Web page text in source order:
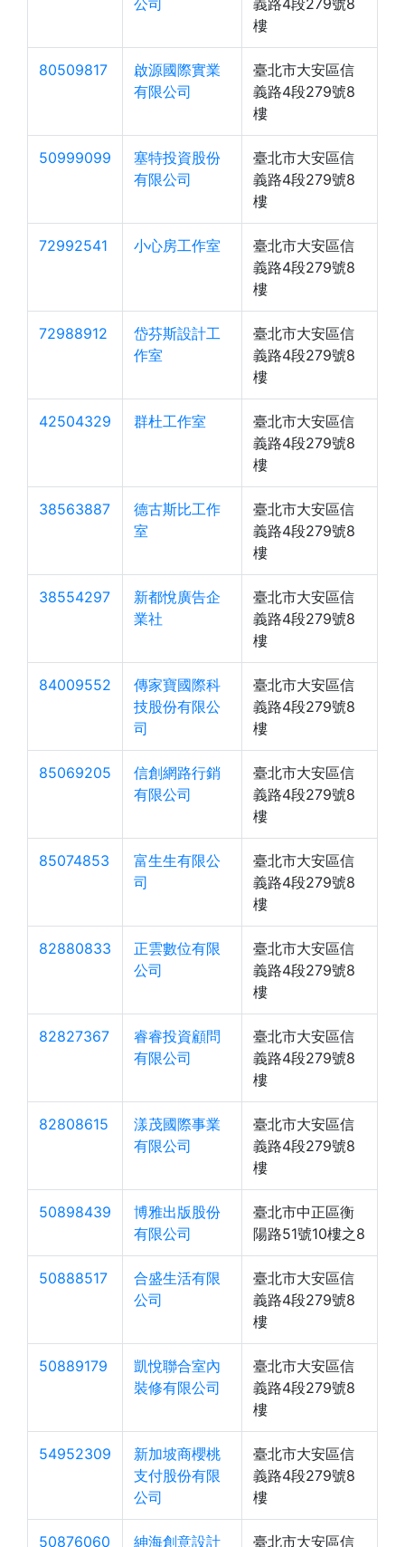
公司
義路4段279號8
樓
80509817
啟源國際實業
有限公司
臺北市大安區信
義路4段279號8
樓
50999099
塞特投資股份
有限公司
臺北市大安區信
義路4段279號8
樓
72992541 小心房工作室
臺北市大安區信
義路4段279號8
樓
72988912
岱芬斯設計工
作室
臺北市大安區信
義路4段279號8
樓
42504329 群杜工作室
臺北市大安區信
義路4段279號8
樓
38563887
德古斯比工作
室
臺北市大安區信
義路4段279號8
樓
38554297
新都悅廣告企
業社
臺北市大安區信
義路4段279號8
樓
84009552
傳家寶國際科
技股份有限公
司
臺北市大安區信
義路4段279號8
樓
85069205
信創網路行銷
有限公司
臺北市大安區信
義路4段279號8
樓
85074853
富生生有限公
司
臺北市大安區信
義路4段279號8
樓
82880833
正雲數位有限
公司
臺北市大安區信
義路4段279號8
樓
82827367
睿睿投資顧問
有限公司
臺北市大安區信
義路4段279號8
樓
82808615
漾茂國際事業
有限公司
臺北市大安區信
義路4段279號8
樓
50898439
博雅出版股份
有限公司
臺北市中正區衡
陽路51號10樓之8
50888517
合盛生活有限
公司
臺北市大安區信
義路4段279號8
樓
50889179
凱悅聯合室內
裝修有限公司
臺北市大安區信
義路4段279號8
樓
54952309
新加坡商櫻桃
支付股份有限
公司
臺北市大安區信
義路4段279號8
樓
50876060
紳海創意設計
臺北市大安區信